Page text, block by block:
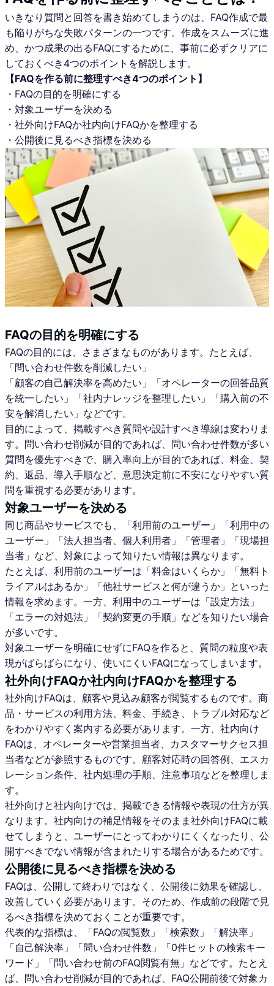
いきなり質問と回答を書き始めてしまうのは、FAQ作成で最
も陥りがちな失敗パターンの一つです。作成をスムーズに進
め、かつ成果の出るFAQにするために、事前に必ずクリアに
しておくべき4つのポイントを解説します。
【FAQを作る前に整理すべき4つのポイント】
・FAQの目的を明確にする
・対象ユーザーを決める
・社外向けFAQか社内向けFAQかを整理する
・公開後に見るべき指標を決める
FAQの目的を明確にする
FAQの目的には、さまざまなものがあります。たとえば、
「問い合わせ件数を削減したい」
「顧客の自己解決率を高めたい」「オペレーターの回答品質
を統一したい」「社内ナレッジを整理したい」「購入前の不
安を解消したい」などです。
目的によって、掲載すべき質問や設計すべき導線は変わりま
す。問い合わせ削減が目的であれば、問い合わせ件数が多い
質問を優先すべきで、購入率向上が目的であれば、料金、契
約、返品、導入手順など、意思決定前に不安になりやすい質
問を重視する必要があります。
対象ユーザーを決める
同じ商品やサービスでも、「利用前のユーザー」「利用中の
ユーザー」「法人担当者、個人利用者」「管理者」「現場担
当者」など、対象によって知りたい情報は異なります。
たとえば、利用前のユーザーは「料金はいくらか」「無料ト
ライアルはあるか」「他社サービスと何が違うか」といった
情報を求めます。一方、利用中のユーザーは「設定方法」
「エラーの対処法」「契約変更の手順」などを知りたい場合
が多いです。
対象ユーザーを明確にせずにFAQを作ると、質問の粒度や表
現がばらばらになり、使いにくいFAQになってしまいます。
社外向けFAQか社内向けFAQかを整理する
社外向けFAQは、顧客や見込み顧客が閲覧するものです。商
品・サービスの利用方法、料金、手続き、トラブル対応など
をわかりやすく案内する必要があります。一方、社内向け
FAQは、オペレーターや営業担当者、カスタマーサクセス担
当者などが参照するものです。顧客対応時の回答例、エスカ
レーション条件、社内処理の手順、注意事項などを整理しま
す。
社外向けと社内向けでは、掲載できる情報や表現の仕方が異
なります。社内向けの補足情報をそのまま社外向けFAQに載
せてしまうと、ユーザーにとってわかりにくくなったり、公
開すべきでない情報が含まれたりする場合があるためです。
公開後に見るべき指標を決める
FAQは、公開して終わりではなく、公開後に効果を確認し、
改善していく必要があります。そのため、作成前の段階で見
るべき指標を決めておくことが重要です。
代表的な指標は、「FAQの閲覧数」「検索数」「解決率」
「自己解決率」「問い合わせ件数」「0件ヒットの検索キー
ワード」「問い合わせ前のFAQ閲覧有無」などです。たとえ
ば、問い合わせ削減が目的であれば、FAQ公開前後で対象カ